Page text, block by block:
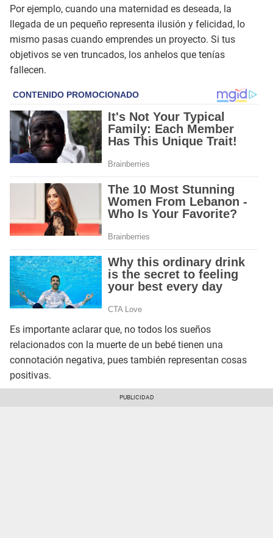
Por ejemplo, cuando una maternidad es deseada, la
llegada de un pequeño representa ilusión y felicidad, lo
mismo pasas cuando emprendes un proyecto. Si tus
objetivos se ven truncados, los anhelos que tenías
fallecen.
Es importante aclarar que, no todos los sueños
relacionados con la muerte de un bebé tienen una
connotación negativa, pues también representan cosas
positivas.